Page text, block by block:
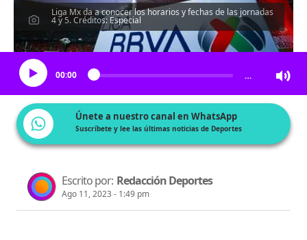
Liga Mx da a conocer los horarios y fechas de las jornadas
4 y 5. Créditos: Especial
Escucha el artículo
00:00 …
Únete a nuestro canal en WhatsApp
Suscríbete y lee las últimas noticias de Deportes
Escrito por: Redacción Deportes
Ago 11, 2023 - 1:49 pm